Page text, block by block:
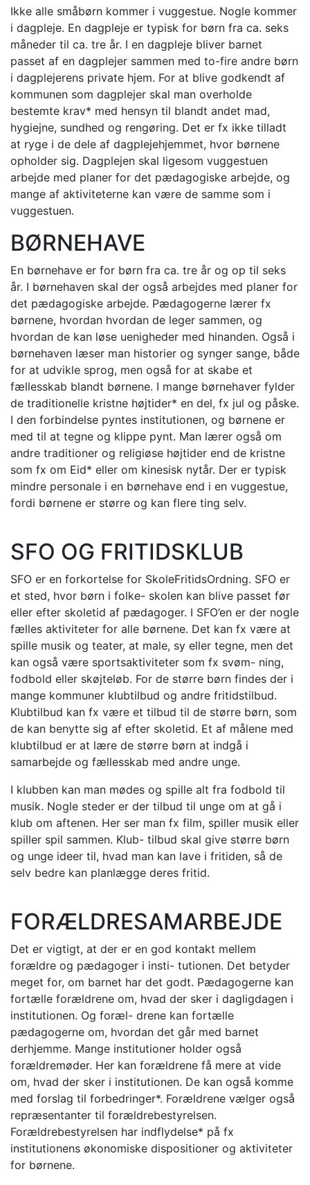
Ikke alle småbørn kommer i vuggestue. Nogle kommer
i dagpleje. En dagpleje er typisk for børn fra ca. seks
måneder til ca. tre år. I en dagpleje bliver barnet
passet af en dagplejer sammen med to-fire andre børn
i dagplejerens private hjem. For at blive godkendt af
kommunen som dagplejer skal man overholde
bestemte krav* med hensyn til blandt andet mad,
hygiejne, sundhed og rengøring. Det er fx ikke tilladt
at ryge i de dele af dagplejehjemmet, hvor børnene
opholder sig. Dagplejen skal ligesom vuggestuen
arbejde med planer for det pædagogiske arbejde, og
mange af aktiviteterne kan være de samme som i
vuggestuen.
BØRNEHAVE
En børnehave er for børn fra ca. tre år og op til seks
år. I børnehaven skal der også arbejdes med planer for
det pædagogiske arbejde. Pædagogerne lærer fx
børnene, hvordan hvordan de leger sammen, og
hvordan de kan løse uenigheder med hinanden. Også i
børnehaven læser man historier og synger sange, både
for at udvikle sprog, men også for at skabe et
fællesskab blandt børnene. I mange børnehaver fylder
de traditionelle kristne højtider* en del, fx jul og påske.
I den forbindelse pyntes institutionen, og børnene er
med til at tegne og klippe pynt. Man lærer også om
andre traditioner og religiøse højtider end de kristne
som fx om Eid* eller om kinesisk nytår. Der er typisk
mindre personale i en børnehave end i en vuggestue,
fordi børnene er større og kan flere ting selv.
SFO OG FRITIDSKLUB
SFO er en forkortelse for SkoleFritidsOrdning. SFO er
et sted, hvor børn i folke- skolen kan blive passet før
eller efter skoletid af pædagoger. I SFO’en er der nogle
fælles aktiviteter for alle børnene. Det kan fx være at
spille musik og teater, at male, sy eller tegne, men det
kan også være sportsaktiviteter som fx svøm- ning,
fodbold eller skøjteløb. For de større børn findes der i
mange kommuner klubtilbud og andre fritidstilbud.
Klubtilbud kan fx være et tilbud til de større børn, som
de kan benytte sig af efter skoletid. Et af målene med
klubtilbud er at lære de større børn at indgå i
samarbejde og fællesskab med andre unge.
I klubben kan man mødes og spille alt fra fodbold til
musik. Nogle steder er der tilbud til unge om at gå i
klub om aftenen. Her ser man fx film, spiller musik eller
spiller spil sammen. Klub- tilbud skal give større børn
og unge ideer til, hvad man kan lave i fritiden, så de
selv bedre kan planlægge deres fritid.
FORÆLDRESAMARBEJDE
Det er vigtigt, at der er en god kontakt mellem
forældre og pædagoger i insti- tutionen. Det betyder
meget for, om barnet har det godt. Pædagogerne kan
fortælle forældrene om, hvad der sker i dagligdagen i
institutionen. Og foræl- drene kan fortælle
pædagogerne om, hvordan det går med barnet
derhjemme. Mange institutioner holder også
forældremøder. Her kan forældrene få mere at vide
om, hvad der sker i institutionen. De kan også komme
med forslag til forbedringer*. Forældrene vælger også
repræsentanter til forældrebestyrelsen.
Forældrebestyrelsen har indflydelse* på fx
institutionens økonomiske dispositioner og aktiviteter
for børnene.